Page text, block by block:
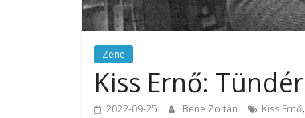
Zene
Kiss Ernő:
2022-09-25 Bene Zoltán Kiss Ernő,